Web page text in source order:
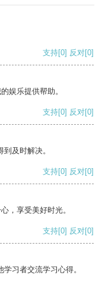
支持[0] 反对[0]
娱乐提供帮助。
支持[0] 反对[0]
及时解决。
支持[0] 反对[0]
，享受美好时光。
支持[0] 反对[0]
习者交流学习心得。